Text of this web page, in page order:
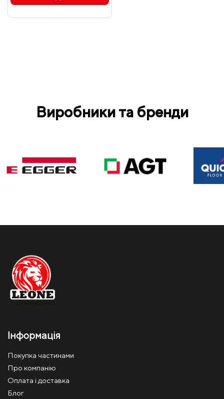
Виробники та бренди
Інформація
Покупка частинами
Про компанію
Оплата і доставка
Блог